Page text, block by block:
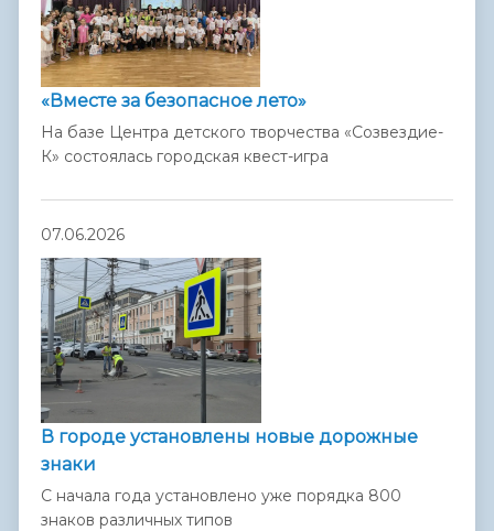
«Вместе за безопасное лето»
На базе Центра детского творчества «Созвездие-
К» состоялась городская квест-игра
07.06.2026
В городе установлены новые дорожные
знаки
С начала года установлено уже порядка 800
знаков различных типов